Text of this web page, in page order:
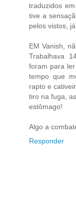
traduzidos
tive a
pelos vistos,
EM Vanish,
Trabalhava
foram para
tempo que
rapto e
tiro na fuga,
estômago!
Algo a
Responder